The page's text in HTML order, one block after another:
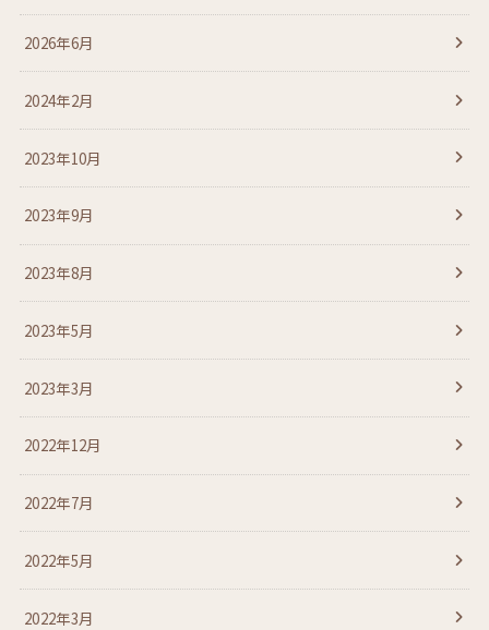
2026年6月
2024年2月
2023年10月
2023年9月
2023年8月
2023年5月
2023年3月
2022年12月
2022年7月
2022年5月
2022年3月